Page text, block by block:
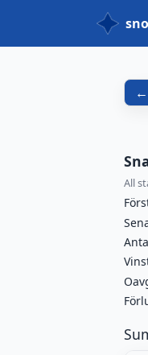
All